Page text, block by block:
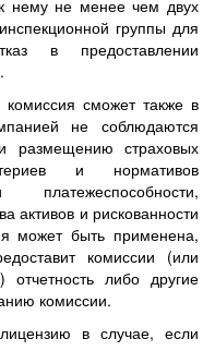
нему не менее чем двух
группы для
в предоставлении
комиссия сможет также в
не соблюдаются
размещению страховых
и нормативов
активов и рискованности
может быть применена,
комиссии (или
либо другие
комиссии.
в случае, если